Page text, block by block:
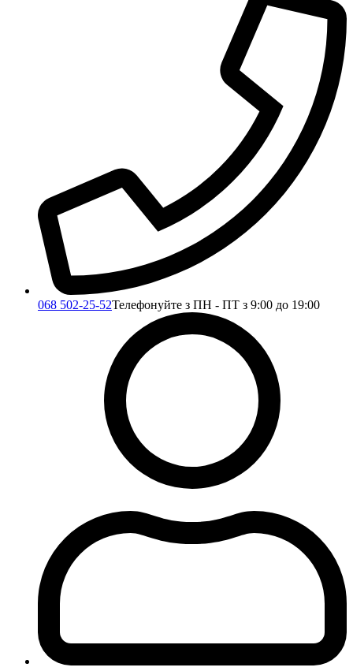
068 502-25-52Телефонуйте з ПН - ПТ з 9:00 до 19:00